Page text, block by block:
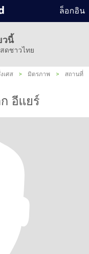
ล็อกอิน
วนี้
ดชาวไทย
เศส > มิตรภาพ >
สถานที่
อีแยร์